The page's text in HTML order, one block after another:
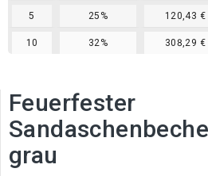
5 25% 120,43 €
10 32% 308,29 €
Feuerfester
grau